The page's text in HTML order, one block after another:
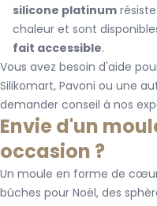
silicone platinum
chaleur et sont
fait accessible.
Vous avez besoin d'aide
Silikomart, Pavoni ou une
demander conseil à nos
Envie d'un
occasion ?
Un moule en forme de
bûches pour Noël, des